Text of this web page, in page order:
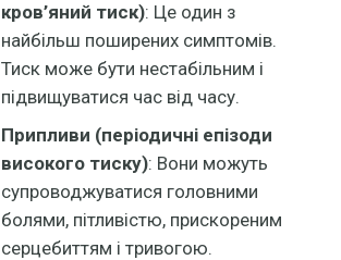
кров’яний тиск): Це один з
найбільш поширених симптомів.
Тиск може бути нестабільним і
підвищуватися час від часу.
Припливи (періодичні епізоди
високого тиску): Вони можуть
супроводжуватися головними
болями, пітливістю, прискореним
серцебиттям і тривогою.